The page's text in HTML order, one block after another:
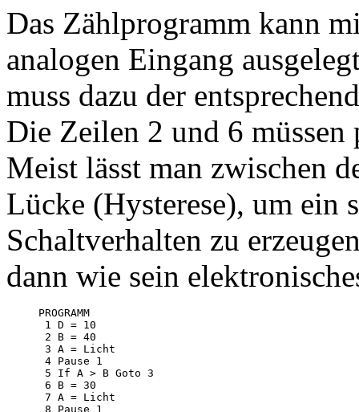
Das Zählprogramm kann
analogen Eingang
muss dazu der
Die Zeilen 2 und 6 müssen
Meist lässt man zwischen
Lücke (Hysterese), um ein
Schaltverhalten zu
dann wie sein
PROGRAMM
1 D = 10
2 B = 40
3 A = Licht
4 Pause 1
5 If A > B Goto 3
6 B = 30
7 A = Licht
8 Pause 1